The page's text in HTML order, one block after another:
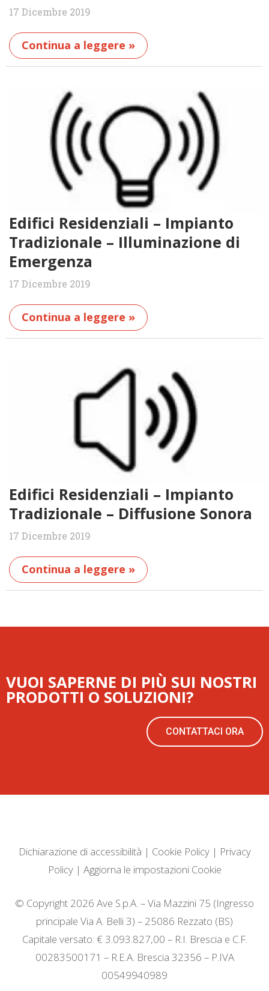
17 Dicembre 2019
Continua a leggere »
Edifici Residenziali – Impianto
Tradizionale – Illuminazione di
Emergenza
17 Dicembre 2019
Continua a leggere »
Edifici Residenziali – Impianto
Tradizionale – Diffusione Sonora
17 Dicembre 2019
Continua a leggere »
VUOI SAPERNE DI PIÙ SUI NOSTRI
PRODOTTI O SOLUZIONI?
CONTATTACI ORA
Dichiarazione di accessibilità | Cookie Policy| Privacy
Policy| Aggiorna le impostazioni Cookie
© Copyright 2026 Ave S.p.A. – Via Mazzini 75 (Ingresso
principale Via A. Belli 3) – 25086 Rezzato (BS)
Capitale versato: € 3.093.827,00 – R.I. Brescia e C.F.
00283500171 – R.E.A. Brescia 32356 – P.IVA
00549940989